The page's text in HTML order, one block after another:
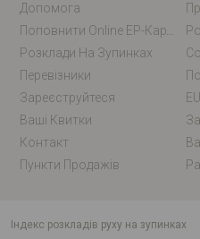
Допомога
Розклади На Зупинках
Перевізники
Зареєструйтеся
Ваші Квитки
Контакт
Пункти Продажів
індекс розкладів руху на зупинках